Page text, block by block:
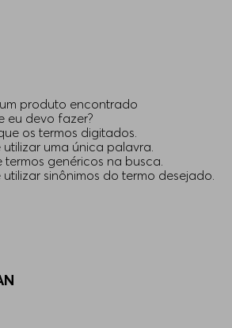
produto encontrado
eu devo fazer?
os termos digitados.
utilizar uma única palavra.
termos genéricos na busca.
utilizar sinônimos do termo desejado.